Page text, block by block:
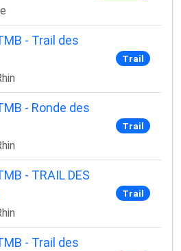
- Trail des
Trail
- Ronde des
Trail
- TRAIL DES
Trail
- Trail des